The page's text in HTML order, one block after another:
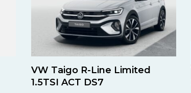
VW Taigo R-Line Limited
1.5TSI ACT DS7